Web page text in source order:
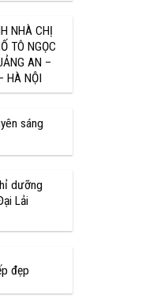
NHÀ CHỊ
TÔ NGỌC
AN –
HÀ NỘI
sáng
dưỡng
Lải
đẹp